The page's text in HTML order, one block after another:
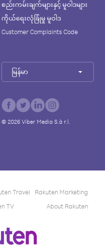
စည်းကမ်းချက်များနှင့် မူဝါဒများ
ကိုယ်ရေးလုံခြုံမှု မူဝါဒ
Customer Complaints Code
မြန်မာ
© 2026Viber Media S.à r.l.
Travel
Rakuten Marketing
TV About Rakuten